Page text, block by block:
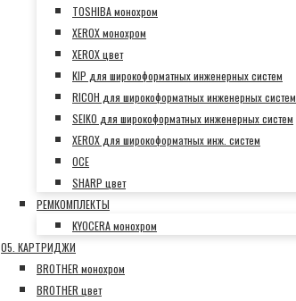
TOSHIBA монохром
XEROX монохром
XEROX цвет
KIP для широкоформатных инженерных систем
RICOH для широкоформатных инженерных систем
SEIKO для широкоформатных инженерных систем
XEROX для широкоформатных инж. систем
OCE
SHARP цвет
РЕМКОМПЛЕКТЫ
KYOCERA монохром
05. КАРТРИДЖИ
BROTHER монохром
BROTHER цвет